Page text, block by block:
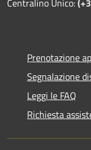
Centralino Unico:
Prenotazione
Segnalazione
Leggi le FAQ
Richiesta